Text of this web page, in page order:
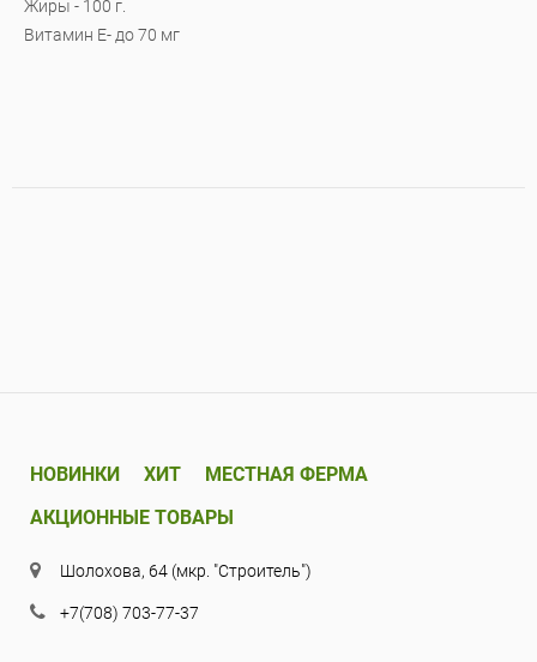
Жиры - 100 г.
Витамин Е- до 70 мг
НОВИНКИ ХИТ
МЕСТНАЯ ФЕРМА
АКЦИОННЫЕ ТОВАРЫ
Шолохова, 64 (мкр. "Строитель")
+7(708) 703-77-37